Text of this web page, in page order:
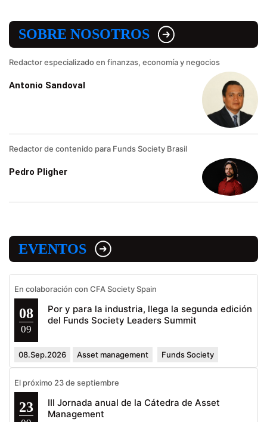
SOBRE NOSOTROS
Redactor especializado en finanzas, economía y negocios
Antonio Sandoval
Redactor de contenido para Funds Society Brasil
Pedro Pligher
EVENTOS
En colaboración con CFA Society Spain
08
09
Por y para la industria, llega la segunda edición
del Funds Society Leaders Summit
08.Sep.2026 Asset management Funds Society
El próximo 23 de septiembre
23
III Jornada anual de la Cátedra de Asset
Management